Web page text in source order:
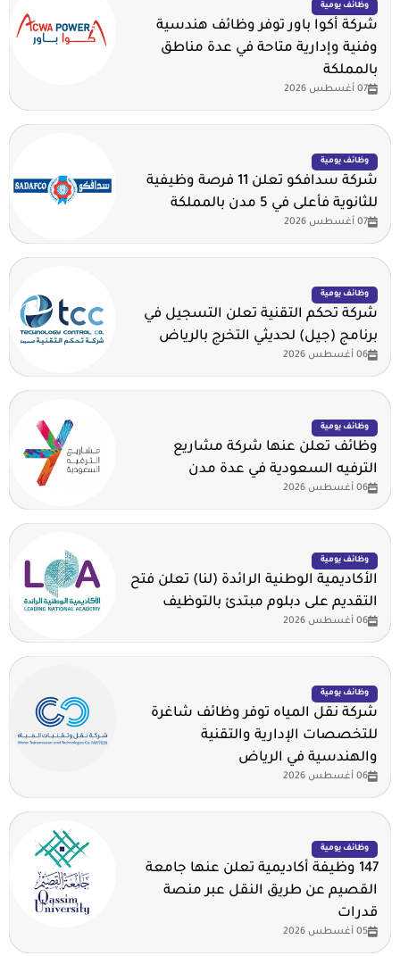
وظائف يومية
شركة أكوا باور توفر وظائف هندسية
وفنية وإدارية متاحة في عدة مناطق
بالمملكة
07 أغسطس 2026
وظائف يومية
شركة سدافكو تعلن 11 فرصة وظيفية
للثانوية فأعلى في 5 مدن بالمملكة
07 أغسطس 2026
وظائف يومية
شركة تحكم التقنية تعلن التسجيل في
برنامج (جيل) لحديثي التخرج بالرياض
06 أغسطس 2026
وظائف يومية
وظائف تعلن عنها شركة مشاريع
الترفيه السعودية في عدة مدن
06 أغسطس 2026
وظائف يومية
الأكاديمية الوطنية الرائدة (لنا) تعلن فتح
التقديم على دبلوم مبتدئ بالتوظيف
06 أغسطس 2026
وظائف يومية
شركة نقل المياه توفر وظائف شاغرة
للتخصصات الإدارية والتقنية
والهندسية في الرياض
06 أغسطس 2026
وظائف يومية
147 وظيفة أكاديمية تعلن عنها جامعة
القصيم عن طريق النقل عبر منصة
قدرات
05 أغسطس 2026